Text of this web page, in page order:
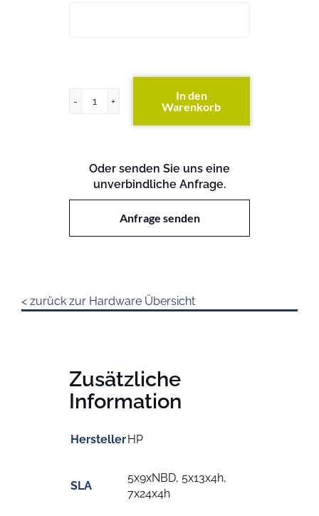
ProLiant
In den
Warenkorb
Oder senden Sie uns eine
unverbindliche Anfrage.
Anfrage senden
< zurück zur Hardware Übersicht
Zusätzliche
Information
HerstellerHP
SLA
5x9xNBD, 5x13x4h,
7x24x4h